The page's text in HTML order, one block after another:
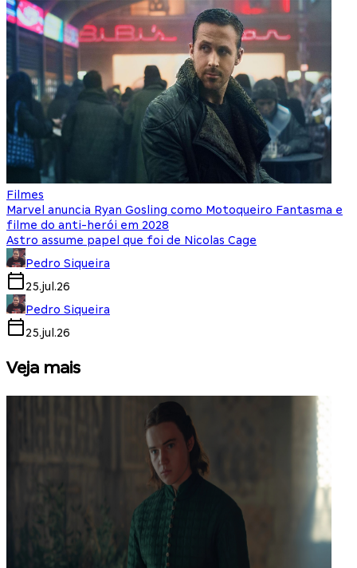
Filmes
Marvel anuncia Ryan Gosling como Motoqueiro Fantasma e
filme do anti-herói em 2028
Astro assume papel que foi de Nicolas Cage
Pedro Siqueira
25.jul.26
Pedro Siqueira
25.jul.26
Veja mais